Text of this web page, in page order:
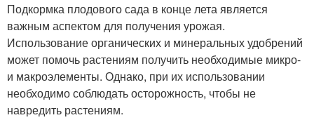
Подкормка плодового сада в конце лета является
важным аспектом для получения урожая.
Использование органических и минеральных удобрений
может помочь растениям получить необходимые микро-
и макроэлементы. Однако, при их использовании
необходимо соблюдать осторожность, чтобы не
навредить растениям.